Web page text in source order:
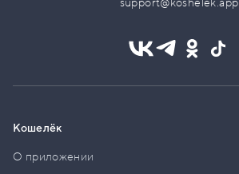
Кошелёк
О приложении